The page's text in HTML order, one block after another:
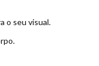
o seu visual.